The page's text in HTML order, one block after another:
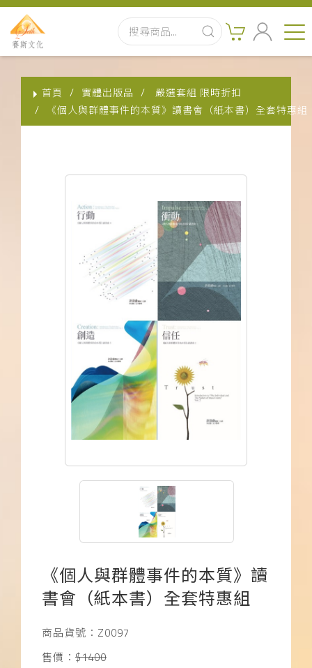
首頁
最新消息
影音書
關於我們
聯絡客服
下載APP
常見問題
首頁 實體出版品
嚴選套組 限時折扣
《個人與群體事件的本質》讀書會（紙本書）全套特惠組
《個人與群體事件的本質》讀
書會（紙本書）全套特惠組
商品貨號：Z0097
售價： $1400